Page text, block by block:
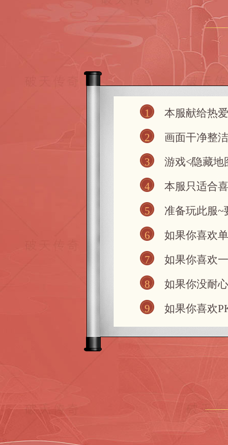
1
本服献给热
2
画面干净整
3
游戏≮隐藏地
4
本服只适合
5
准备玩此服~
6
如果你喜欢
7
如果你喜欢
8
如果你没耐
9
如果你喜欢